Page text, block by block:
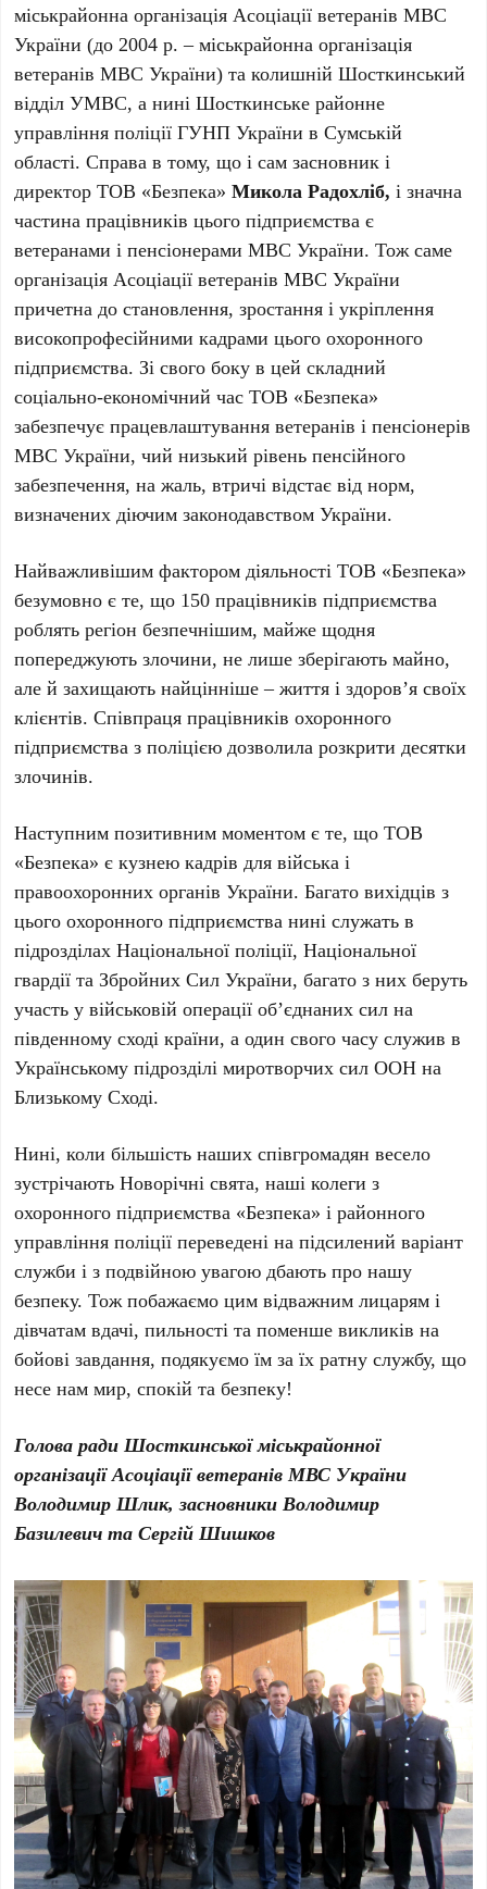
міськрайонна організація Асоціації ветеранів МВС
України (до 2004 р. – міськрайонна організація
ветеранів МВС України) та колишній Шосткинський
відділ УМВС, а нині Шосткинське районне
управління поліції ГУНП України в Сумській
області. Справа в тому, що і сам засновник і
директор ТОВ «Безпека»Микола Радохліб,і значна
частина працівників цього підприємства є
ветеранами і пенсіонерами МВС України. Тож саме
організація Асоціації ветеранів МВС України
причетна до становлення, зростання і укріплення
високопрофесійними кадрами цього охоронного
підприємства. Зі свого боку в цей складний
соціально-економічний час ТОВ «Безпека»
забезпечує працевлаштування ветеранів і пенсіонерів
МВС України, чий низький рівень пенсійного
забезпечення, на жаль, втричі відстає від норм,
визначених діючим законодавством України.
Найважливішим фактором діяльності ТОВ «Безпека»
безумовно є те, що 150 працівників підприємства
роблять регіон безпечнішим, майже щодня
попереджують злочини, не лише зберігають майно,
але й захищають найцінніше – життя і здоров’я своїх
клієнтів. Співпраця працівників охоронного
підприємства з поліцією дозволила розкрити десятки
злочинів.
Наступним позитивним моментом є те, що ТОВ
«Безпека» є кузнею кадрів для війська і
правоохоронних органів України. Багато вихідців з
цього охоронного підприємства нині служать в
підрозділах Національної поліції, Національної
гвардії та Збройних Сил України, багато з них беруть
участь у військовій операції об’єднаних сил на
південному сході країни, а один свого часу служив в
Українському підрозділі миротворчих сил ООН на
Близькому Сході.
Нині, коли більшість наших співгромадян весело
зустрічають Новорічні свята, наші колеги з
охоронного підприємства «Безпека» і районного
управління поліції переведені на підсилений варіант
служби і з подвійною увагою дбають про нашу
безпеку. Тож побажаємо цим відважним лицарям і
дівчатам вдачі, пильності та поменше викликів на
бойові завдання, подякуємо їм за їх ратну службу, що
несе нам мир, спокій та безпеку!
Голова ради Шосткинської міськрайонної
організації Асоціації ветеранів МВС України
Володимир Шлик, засновники Володимир
Базилевич та Сергій Шишков